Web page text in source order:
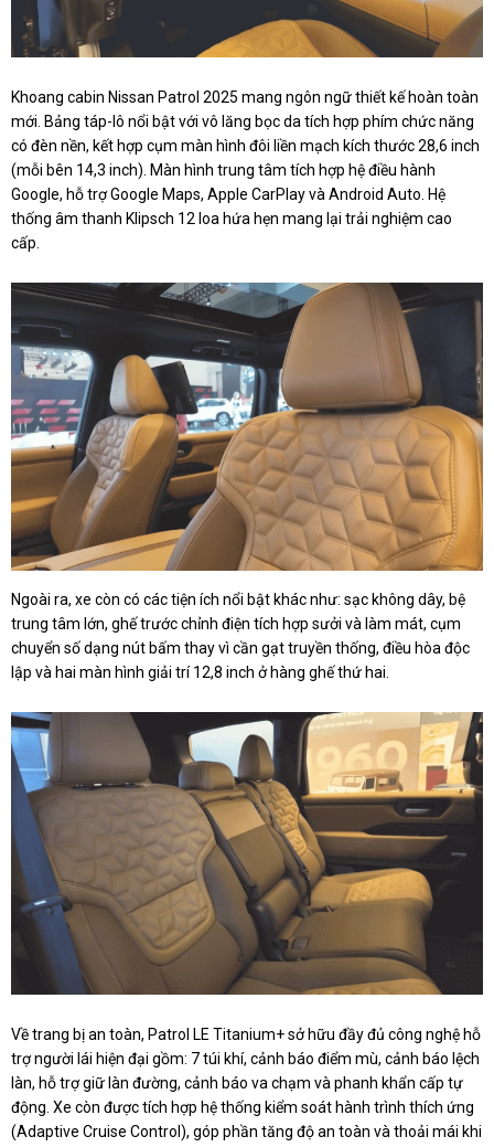
Khoang cabin Nissan Patrol 2025 mang ngôn ngữ thiết kế hoàn toàn
mới. Bảng táp-lô nổi bật với vô lăng bọc da tích hợp phím chức năng
có đèn nền, kết hợp cụm màn hình đôi liền mạch kích thước 28,6 inch
(mỗi bên 14,3 inch). Màn hình trung tâm tích hợp hệ điều hành
Google, hỗ trợ Google Maps, Apple CarPlay và Android Auto. Hệ
thống âm thanh Klipsch 12 loa hứa hẹn mang lại trải nghiệm cao
cấp.
Ngoài ra, xe còn có các tiện ích nổi bật khác như: sạc không dây, bệ
trung tâm lớn, ghế trước chỉnh điện tích hợp sưởi và làm mát, cụm
chuyển số dạng nút bấm thay vì cần gạt truyền thống, điều hòa độc
lập và hai màn hình giải trí 12,8 inch ở hàng ghế thứ hai.
Về trang bị an toàn, Patrol LE Titanium+ sở hữu đầy đủ công nghệ hỗ
trợ người lái hiện đại gồm: 7 túi khí, cảnh báo điểm mù, cảnh báo lệch
làn, hỗ trợ giữ làn đường, cảnh báo va chạm và phanh khẩn cấp tự
động. Xe còn được tích hợp hệ thống kiểm soát hành trình thích ứng
(Adaptive Cruise Control), góp phần tăng độ an toàn và thoải mái khi